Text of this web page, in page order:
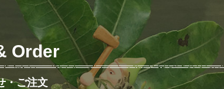
Order
・ご注文